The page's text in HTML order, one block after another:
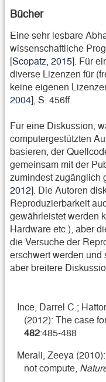
Bücher
Eine sehr lesbare
wissenschaftliche
[Scopatz, 2015]. Für
diverse Lizenzen für
keine eigenen
2004], S. 456ff.
Für eine Diskussion,
computergestützten
basieren, der
gemeinsam mit der
zumindest zugänglich
2012]. Die Autoren
Reproduzierbarkeit
gewährleistet werden
Hardware etc.), aber
die Versuche der
erschwert werden
aber breitere
Ince, Darrel C.;
(2012): The case
482:485-488
Merali, Zeeya
not compute,